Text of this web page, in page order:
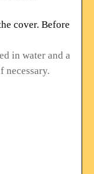
cover. Before
in water and a
necessary.